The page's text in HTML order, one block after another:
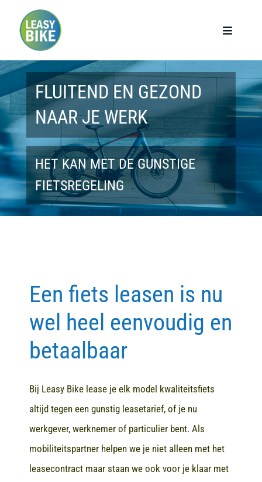
Toggle
Home
Werknemers
Werkgevers
Privé lease
Modellen
Contact
FLUITEND EN GEZOND
NAAR JE WERK
HET KAN MET DE GUNSTIGE
FIETSREGELING
Een fiets leasen is nu
wel heel eenvoudig en
betaalbaar
Bij Leasy Bike lease je elk model kwaliteitsfiets
altijd tegen een gunstig leasetarief, of je nu
werkgever, werknemer of particulier bent. Als
mobiliteitspartner helpen we je niet alleen met het
leasecontract maar staan we ook voor je klaar met